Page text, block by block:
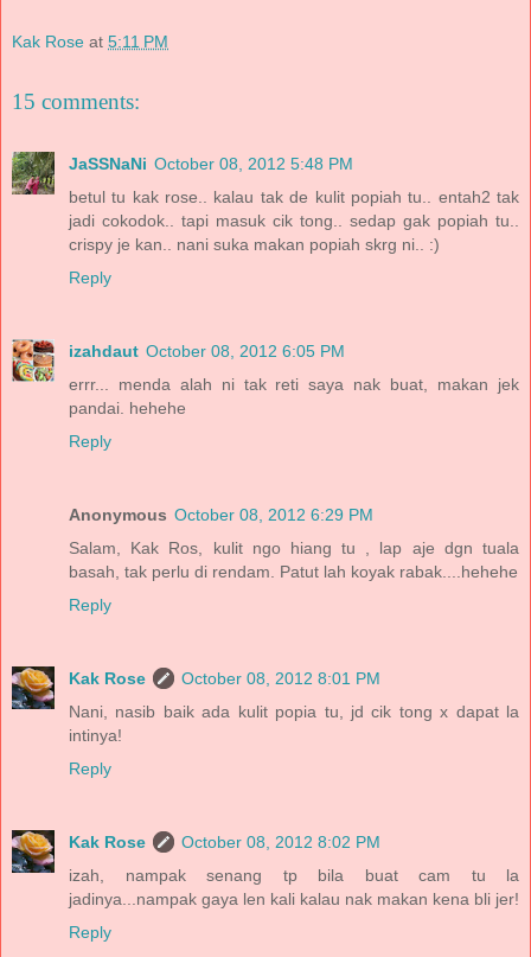
Kak Rose at 5:11 PM
15 comments:
JaSSNaNi October 08, 2012 5:48 PM
betul tu kak rose.. kalau tak de kulit popiah tu.. entah2 tak
jadi cokodok.. tapi masuk cik tong.. sedap gak popiah tu..
crispy je kan.. nani suka makan popiah skrg ni.. :)
Reply
izahdaut October 08, 2012 6:05 PM
errr... menda alah ni tak reti saya nak buat, makan jek
pandai. hehehe
Reply
Anonymous October 08, 2012 6:29 PM
Salam, Kak Ros, kulit ngo hiang tu , lap aje dgn tuala
basah, tak perlu di rendam. Patut lah koyak rabak....hehehe
Reply
Kak Rose
October 08, 2012 8:01 PM
Nani, nasib baik ada kulit popia tu, jd cik tong x dapat la
intinya!
Reply
Kak Rose
October 08, 2012 8:02 PM
izah, nampak senang tp bila buat cam tu la
jadinya...nampak gaya len kali kalau nak makan kena bli jer!
Reply